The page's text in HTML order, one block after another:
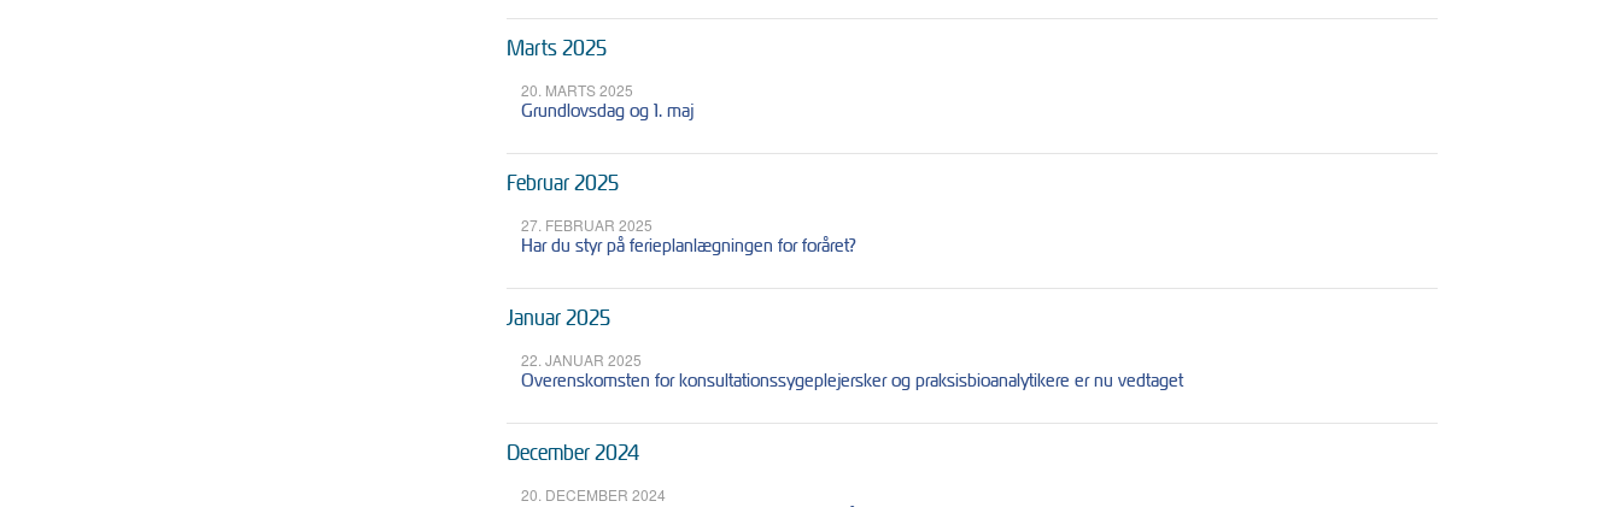
Marts 2025
20. MARTS 2025
Grundlovsdag og 1. maj
Februar 2025
27. FEBRUAR 2025
Har du styr på ferieplanlægningen for foråret?
Januar 2025
22. JANUAR 2025
Overenskomsten for konsultationssygeplejersker og praksisbioanalytikere er nu vedtaget
December 2024
20. DECEMBER 2024